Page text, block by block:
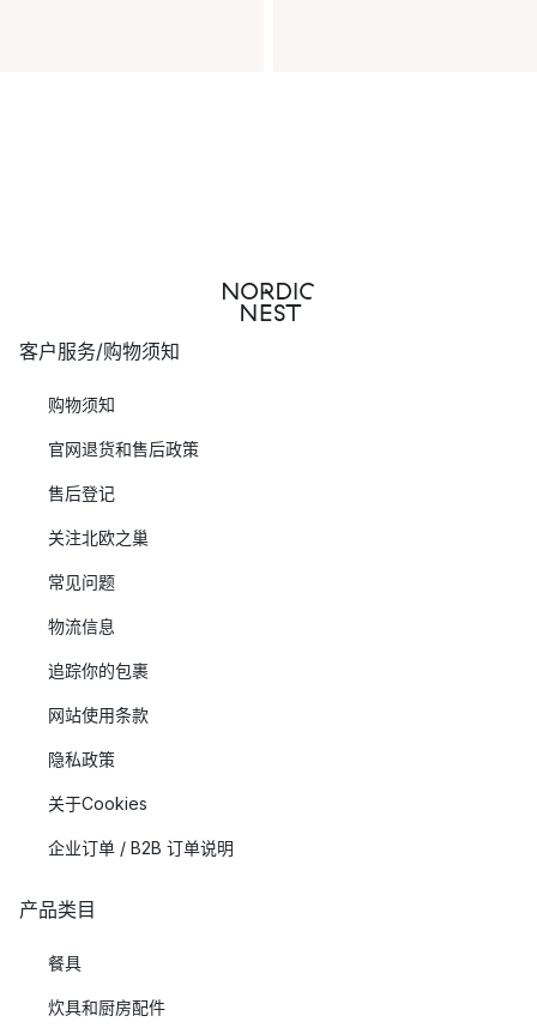
客户服务/购物须知
购物须知
官网退货和售后政策
售后登记
关注北欧之巢
常见问题
物流信息
追踪你的包裹
网站使用条款
隐私政策
关于Cookies
企业订单 / B2B 订单说明
产品类目
餐具
炊具和厨房配件